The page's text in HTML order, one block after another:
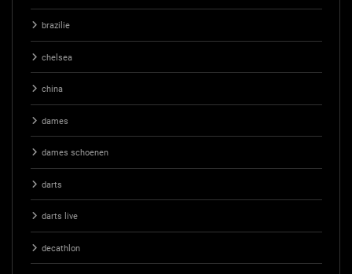
brazilie
chelsea
china
dames
dames schoenen
darts
darts live
decathlon